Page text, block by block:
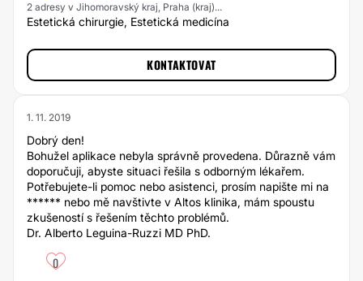
2 adresy v Jihomoravský kraj, Praha (kraj)...
Estetická chirurgie, Estetická medicína
KONTAKTOVAT
1. 11. 2019
Dobrý den!
Bohužel aplikace nebyla správně provedena. Důrazně vám
doporučuji, abyste situaci řešila s odborným lékařem.
Potřebujete-li pomoc nebo asistenci, prosím napište mi na
****** nebo mě navštivte v Altos klinika, mám spoustu
zkušeností s řešením těchto problémů.
Dr. Alberto Leguina-Ruzzi MD PhD.
0